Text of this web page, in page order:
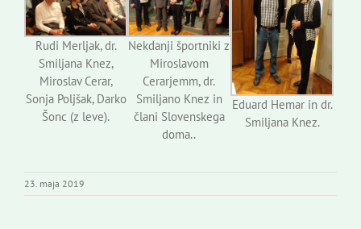
Rudi Merljak, dr.
Smiljana Knez,
Miroslav Cerar,
Sonja Poljšak, Darko
Šonc (z leve).
Nekdanji športniki z
Miroslavom
Cerarjemm, dr.
Smiljano Knez in
člani Slovenskega
doma..
Eduard Hemar in dr.
Smiljana Knez.
23. maja 2019